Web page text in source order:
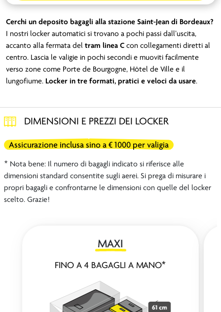
Cerchi un deposito bagagli alla stazione Saint-Jean di Bordeaux?
I nostri locker automatici si trovano a pochi passi dall’uscita,
accanto alla fermata del tram linea C con collegamenti diretti al
centro. Lascia le valigie in pochi secondi e muoviti facilmente
verso zone come Porte de Bourgogne, Hôtel de Ville e il
lungofiume. Locker in tre formati, pratici e veloci da usare.
DIMENSIONI E PREZZI DEI LOCKER
Assicurazione inclusa sino a € 1000 per valigia
* Nota bene: Il numero di bagagli indicato si riferisce alle
dimensioni standard consentite sugli aerei. Si prega di misurare i
propri bagagli e confrontarne le dimensioni con quelle del locker
scelto. Grazie!
MAXI
FINO A 4 BAGAGLI A MANO*